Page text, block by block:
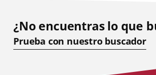
¿No encuentras lo que
Prueba con nuestro buscador